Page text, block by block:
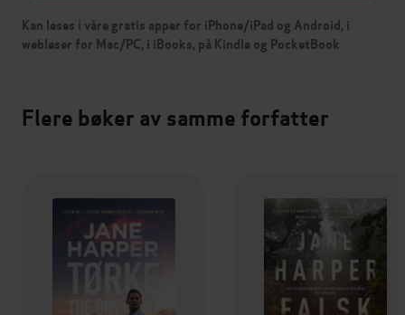
Kan leses i våre gratis apper for iPhone/iPad og Android, i
webleser for Mac/PC, i iBooks, på Kindle og PocketBook
Flere bøker av samme forfatter